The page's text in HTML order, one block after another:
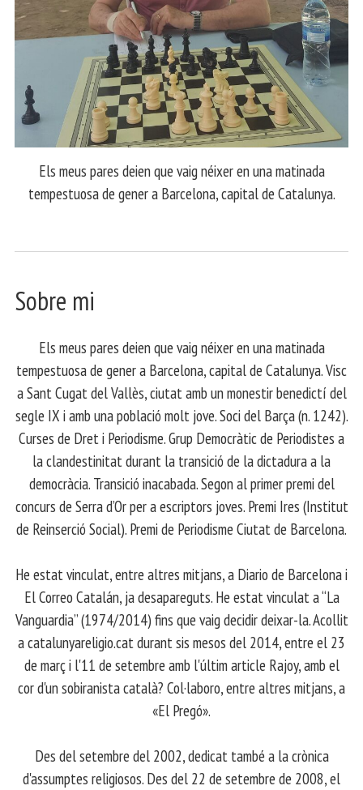
Els meus pares deien que vaig néixer en una matinada
tempestuosa de gener a Barcelona, capital de Catalunya.
Sobre mi
Els meus pares deien que vaig néixer en una matinada
tempestuosa de gener a Barcelona, capital de Catalunya. Visc
a Sant Cugat del Vallès, ciutat amb un monestir benedictí del
segle IX i amb una població molt jove. Soci del Barça (n. 1242).
Curses de Dret i Periodisme. Grup Democràtic de Periodistes a
la clandestinitat durant la transició de la dictadura a la
democràcia. Transició inacabada. Segon al primer premi del
concurs de Serra d’Or per a escriptors joves. Premi Ires (Institut
de Reinserció Social). Premi de Periodisme Ciutat de Barcelona.
​ He estat vinculat, entre altres mitjans, a Diario de Barcelona i
El Correo Catalán, ja desapareguts. He estat vinculat a “La
Vanguardia” (1974/2014) fins que vaig decidir deixar-la. Acollit
a catalunyareligio.cat durant sis mesos del 2014, entre el 23
de març i l'11 de setembre amb l'últim article Rajoy, amb el
cor d'un sobiranista català? Col·laboro, entre altres mitjans, a
«El Pregó».
​ Des del setembre del 2002, dedicat també a la crònica
d'assumptes religiosos. Des del 22 de setembre de 2008, el